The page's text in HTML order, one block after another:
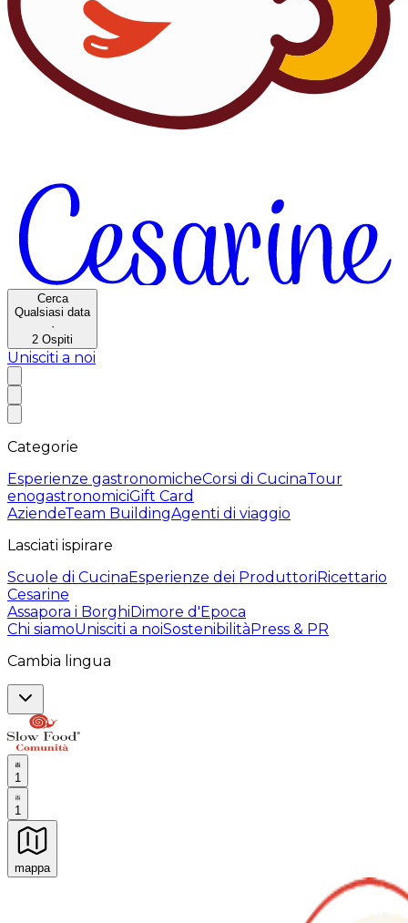
Cerca
Qualsiasi data
·
2 Ospiti
Unisciti a noi
Categorie
Esperienze gastronomicheCorsi di CucinaTour
enogastronomiciGift Card
AziendeTeam BuildingAgenti di viaggio
Lasciati ispirare
Scuole di CucinaEsperienze dei ProduttoriRicettario
Cesarine
Assapora i BorghiDimore d'Epoca
Chi siamoUnisciti a noiSostenibilitàPress & PR
Cambia lingua
1
1
mappa
Esperienze culinarie indimenticabili: Esperienze